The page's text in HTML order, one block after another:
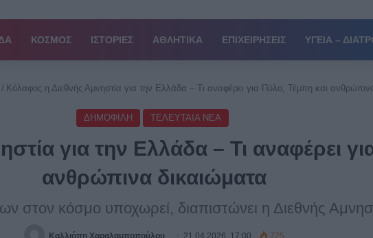
ΚΟΣΜΟΣ ΙΣΤΟΡΙΕΣ ΑΘΛΗΤΙΚΑ ΕΠΙΧΕΙΡΗΣΕΙΣ ΥΓΕΙΑ –
/ Κόλαφος η Διεθνής Αμνηστία για την Ελλάδα – Τι αναφέρει για Πύλο, Τέμπη και
ΔΗΜΟΦΙΛΗ ΤΕΛΕΥΤΑΙΑ ΝΕΑ
για την Ελλάδα – Τι αναφέρει
ανθρώπινα δικαιώματα
στον κόσμο υποχωρεί, διαπιστώνει η Διεθνής
Καλλιόπη Χαραλαμποπούλου 21.04.2026, 17:00 725